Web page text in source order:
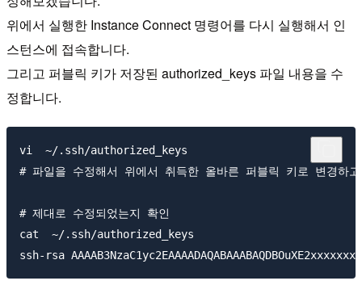
위에서 실행한 Instance Connect 명령어를 다시 실행해서 인
스턴스에 접속합니다.
그리고 퍼블릭 키가 저장된 authorized_keys 파일 내용을 수
정합니다.
vi  ~/.ssh/authorized_keys
# 파일을 수정해서 위에서 취득한 올바른 퍼블릭 키로 변경하
# 제대로 수정되었는지 확인
cat  ~/.ssh/authorized_keys